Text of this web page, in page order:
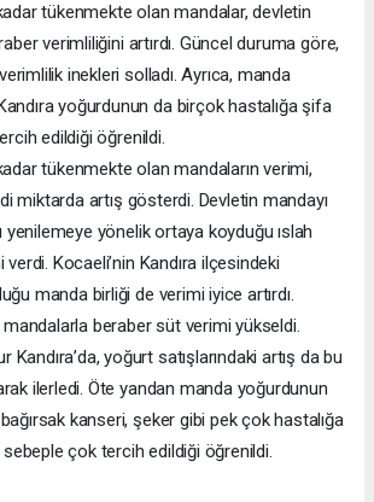
tükenmekte olan mandalar, devletin
verimliliğini artırdı. Güncel duruma göre,
inekleri solladı. Ayrıca, manda
yoğurdunun da birçok hastalığa şifa
edildiği öğrenildi.
tükenmekte olan mandaların verimi,
miktarda artış gösterdi. Devletin mandayı
yenilemeye yönelik ortaya koyduğu ıslah
Kocaeli’nin Kandıra ilçesindeki
manda birliği de verimi iyice artırdı.
mandalarla beraber süt verimi yükseldi.
yoğurt satışlarındaki artış da bu
ilerledi. Öte yandan manda yoğurdunun
kanseri, şeker gibi pek çok hastalığa
çok tercih edildiği öğrenildi.